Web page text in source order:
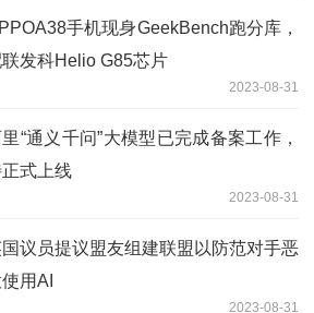
手机现身GeekBench跑分库，
联发科Helio G85芯片
2023-08-31
里“通义千问”大模型已完成备案工作，
式上线
2023-08-31
议员提议盟友组建联盟以防范对手恶
用AI
2023-08-31